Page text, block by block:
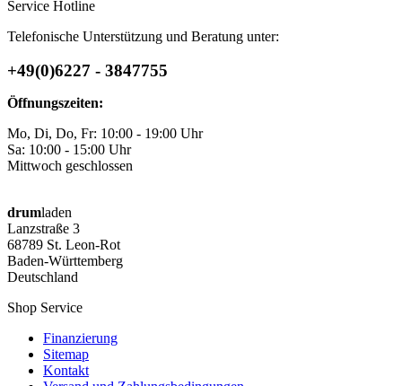
Service Hotline
Telefonische Unterstützung und Beratung unter:
+49(0)6227 - 3847755
Öffnungszeiten:
Mo, Di, Do, Fr: 10:00 - 19:00 Uhr
Sa: 10:00 - 15:00 Uhr
Mittwoch geschlossen
drumladen
Lanzstraße 3
68789 St. Leon-Rot
Baden-Württemberg
Deutschland
Shop Service
Finanzierung
Sitemap
Kontakt